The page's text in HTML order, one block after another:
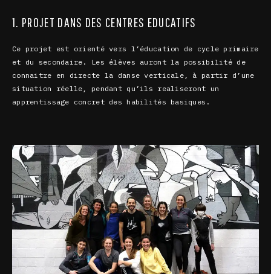
1. PROJET DANS DES CENTRES EDUCATIFS
Ce projet est orienté vers l’éducation de cycle primaire
et du secondaire. Les élèves auront la possibilité de
connaitre en directe la danse verticale, à partir d’une
situation réelle, pendant qu’ils realiseront un
apprentissage concret des habilités basiques.